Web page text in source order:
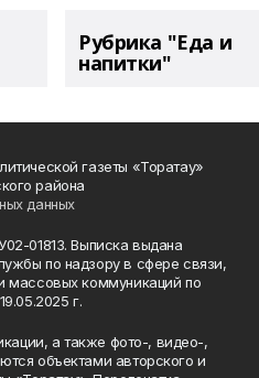
Рубрика "Еда и
напитки"
газеты «Торатау»
района
данных
01813. Выписка выдана
по надзору в сфере связи,
массовых коммуникаций по
г.
а также фото-, видео-,
объектами авторского и